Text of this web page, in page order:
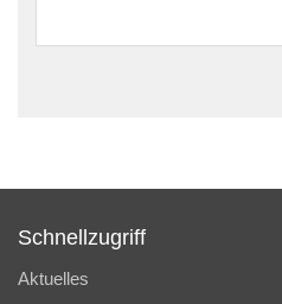
Schnellzugriff
Aktuelles